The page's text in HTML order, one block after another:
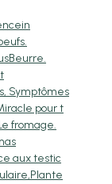
Beurre.
Symptômes
pour t
fromage.
aux testic